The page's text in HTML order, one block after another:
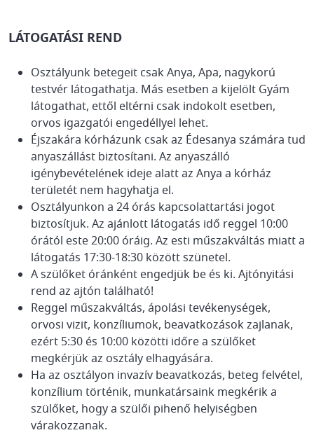
LÁTOGATÁSI REND
Osztályunk betegeit csak Anya, Apa, nagykorú
testvér látogathatja. Más esetben a kijelölt Gyám
látogathat, ettől eltérni csak indokolt esetben,
orvos igazgatói engedéllyel lehet.
Éjszakára kórházunk csak az Édesanya számára tud
anyaszállást biztosítani. Az anyaszálló
igénybevételének ideje alatt az Anya a kórház
területét nem hagyhatja el.
Osztályunkon a 24 órás kapcsolattartási jogot
biztosítjuk. Az ajánlott látogatás idő reggel 10:00
órától este 20:00 óráig. Az esti műszakváltás miatt a
látogatás 17:30-18:30 között szünetel.
A szülőket óránként engedjük be és ki. Ajtónyitási
rend az ajtón található!
Reggel műszakváltás, ápolási tevékenységek,
orvosi vizit, konzíliumok, beavatkozások zajlanak,
ezért 5:30 és 10:00 közötti időre a szülőket
megkérjük az osztály elhagyására.
Ha az osztályon invazív beavatkozás, beteg felvétel,
konzílium történik, munkatársaink megkérik a
szülőket, hogy a szülői pihenő helyiségben
várakozzanak.